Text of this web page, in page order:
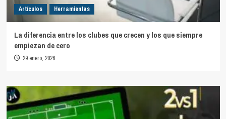
Artículos Herramientas
La diferencia entre los clubes que crecen y los que siempre
empiezan de cero
29 enero, 2026